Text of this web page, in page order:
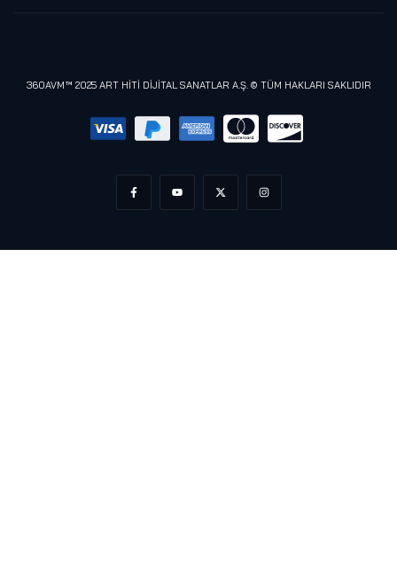
360AVM™ 2025 ART HİTİ DİJİTAL SANATLAR A.Ş. © TÜM HAKLARI SAKLIDIR